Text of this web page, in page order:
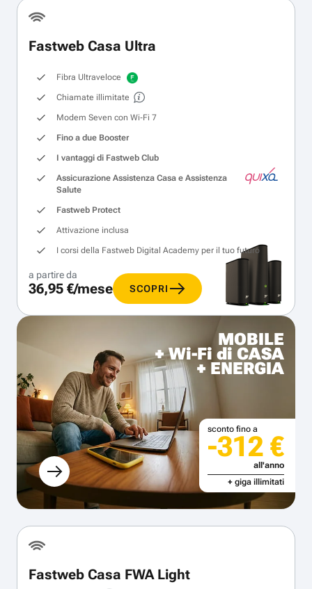
Fastweb Casa Ultra
Fibra Ultraveloce
Chiamate illimitate
Modem Seven con Wi‑Fi 7
Fino a due Booster
I vantaggi di Fastweb Club
Assicurazione Assistenza Casa e Assistenza
Salute
Fastweb Protect
Attivazione inclusa
I corsi della Fastweb Digital Academy per il tuo futuro
a partire da
36,95 €/mese SCOPRI
MOBILE
+ Wi-Fi di CASA
+ ENERGIA
sconto fino a
-312 €
all'anno
+ giga illimitati
Fastweb Casa FWA Light